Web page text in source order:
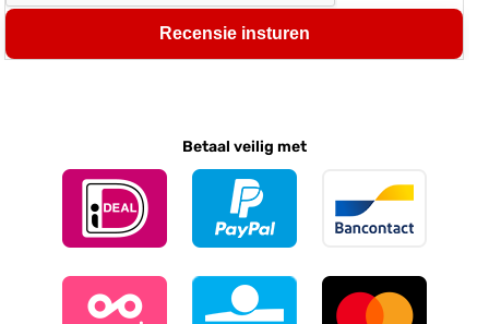
Recensie insturen
Betaal veilig met